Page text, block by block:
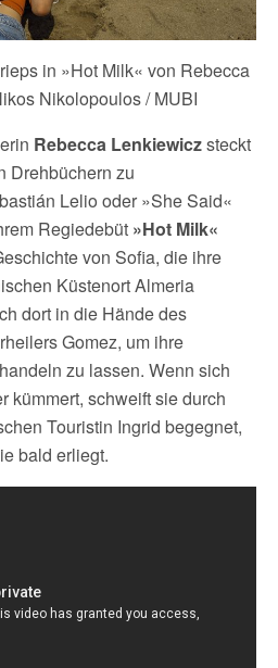
in »Hot Milk« von Rebecca
Nikolopoulos / MUBI
Rebecca Lenkiewiczsteckt
Drehbüchern zu
Lelio oder »She Said«
Regiedebüt »Hot Milk«
von Sofia, die ihre
Küstenort Almeria
dort in die Hände des
Gomez, um ihre
zu lassen. Wenn sich
kümmert, schweift sie durch
Touristin Ingrid begegnet,
bald erliegt.